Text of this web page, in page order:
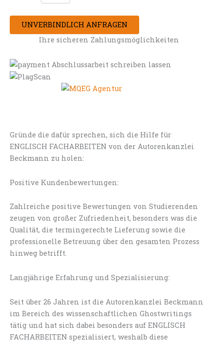
UNVERBINDLICH ANFRAGEN
Ihre sicheren Zahlungsmöglichkeiten
Gründe die dafür sprechen, sich die Hilfe für
ENGLISCH FACHARBEITEN von der Autorenkanzlei
Beckmann zu holen:
Positive Kundenbewertungen:
Zahlreiche positive Bewertungen von Studierenden
zeugen von großer Zufriedenheit, besonders was die
Qualität, die termingerechte Lieferung sowie die
professionelle Betreuung über den gesamten Prozess
hinweg betrifft.
Langjährige Erfahrung und Spezialisierung:
Seit über 26 Jahren ist die Autorenkanzlei Beckmann
im Bereich des wissenschaftlichen Ghostwritings
tätig und hat sich dabei besonders auf ENGLISCH
FACHARBEITEN spezialisiert, weshalb diese